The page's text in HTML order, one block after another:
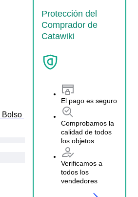
Protección del
Comprador de
Catawiki
El pago es seguro
Comprobamos la
calidad de todos
los objetos
Verificamos a
todos los
vendedores
Bolso